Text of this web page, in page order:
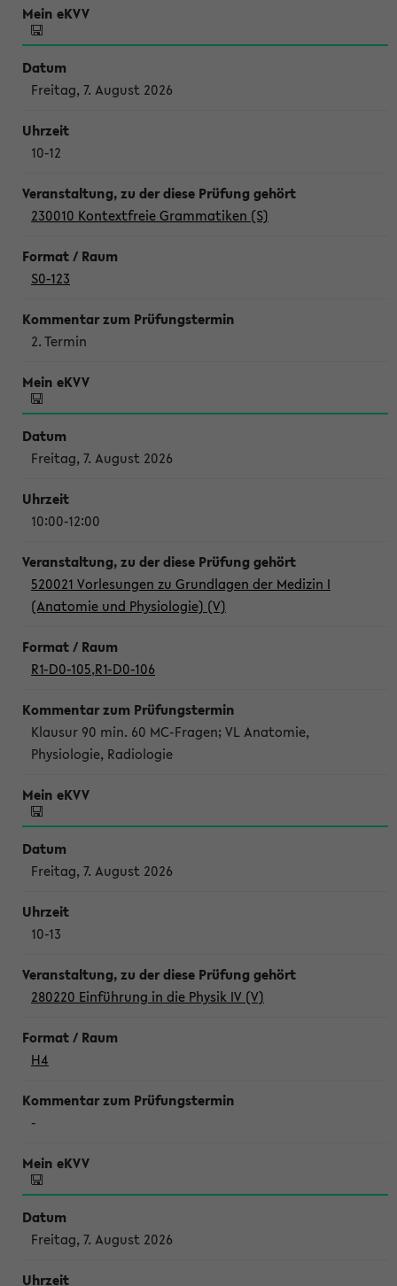
Freitag, 7. August 2026
10-12
230010 Kontextfreie Grammatiken (S)
S0-123
2. Termin
Freitag, 7. August 2026
10:00-12:00
520021 Vorlesungen zu Grundlagen der Medizin I
(Anatomie und Physiologie) (V)
R1-D0-105,R1-D0-106
Klausur 90 min. 60 MC-Fragen; VL Anatomie,
Physiologie, Radiologie
Freitag, 7. August 2026
10-13
280220 Einführung in die Physik IV (V)
H4
-
Freitag, 7. August 2026